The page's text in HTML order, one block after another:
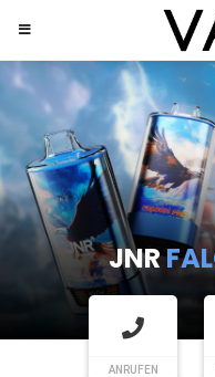
JNR
ANRUFEN